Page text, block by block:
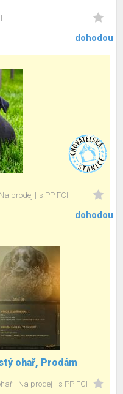
dohodou
Na prodej s PP FCI
dohodou
ohař, Prodám
Na prodej s PP FCI